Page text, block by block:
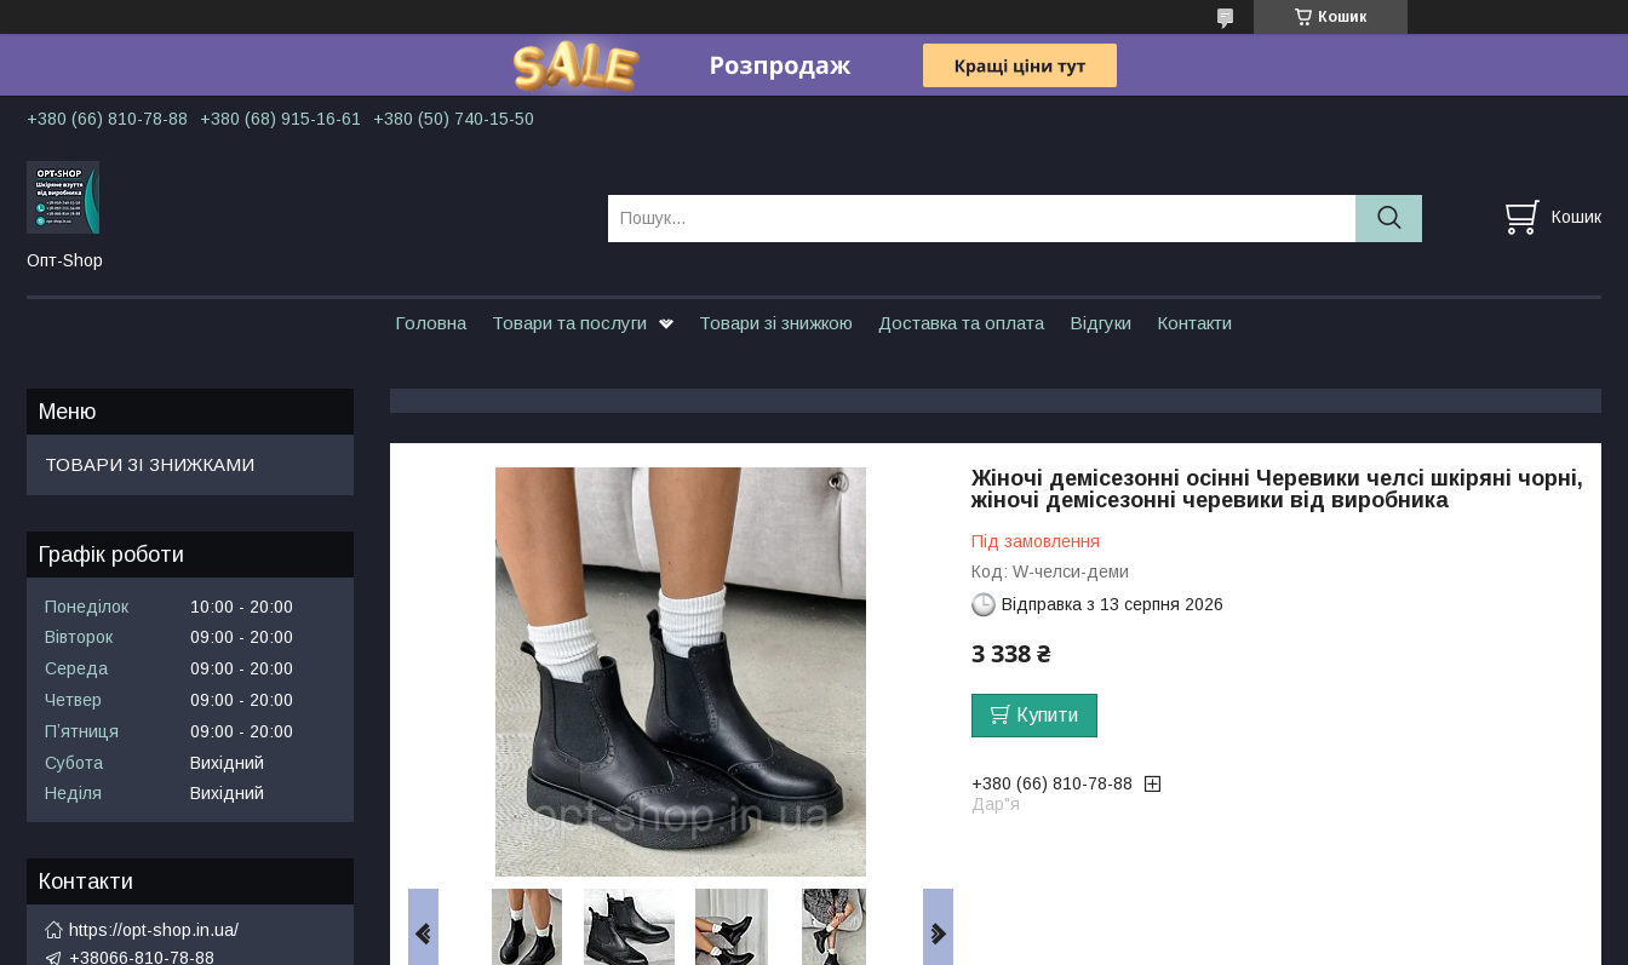
Кошик
+380 (66) 810-78-88 +380 (68) 915-16-61 +380 (50) 740-15-50
Опт-Shop
Кошик
Головна Товари та послуги Товари зі знижкою Доставка та оплата Відгуки Контакти
Жіночі демісезонні осінні Черевики челсі шкіряні чорні,
жіночі демісезонні черевики від виробника
Під замовлення
Код: W-челси-деми
Відправка з 13 серпня 2026
3 338 ₴
Купити
+380 (66) 810-78-88
Дар"я
ТОВАРИ ЗІ ЗНИЖКАМИ
Графік роботи
Понеділок 10:00
20:00
Вівторок
09:00
20:00
Середа
09:00
20:00
Четвер
09:00
20:00
Пʼятниця
09:00
20:00
Субота
Вихідний
Неділя
Вихідний
Контакти
https://opt-shop.in.ua/
+38066-810-78-88